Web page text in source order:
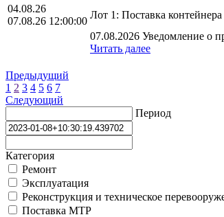
04.08.26
07.08.26 12:00:00
Лот 1: Поставка
07.08.2026 Уведомление о
Читать далее
Предыдущий
1 2 3 4 5 6 7
Следующий
Период
Категория
Ремонт
Эксплуатация
Реконструкция и техническое
Поставка МТР